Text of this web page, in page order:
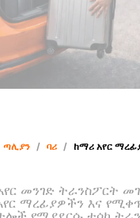
ጣሊያን / ባሪ / ከማሪ አየር
መንገድ ትራንስፖርት
ማረፊያዎችን እና